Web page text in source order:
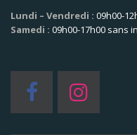
Lundi – Vendredi : 09h00-
Samedi : 09h00-17h00 sans